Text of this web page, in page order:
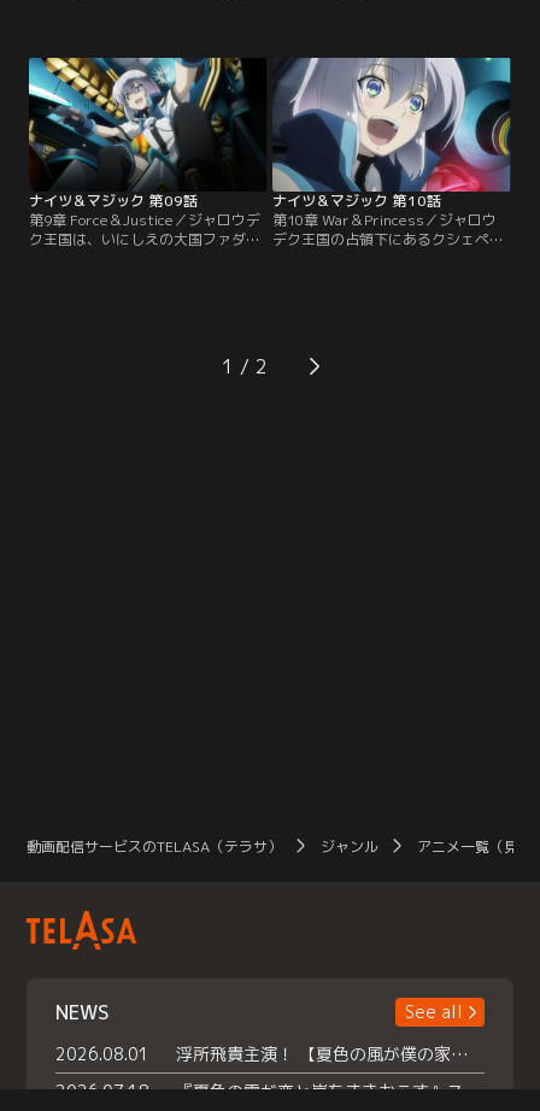
ーシュを、手練れのナイトランナー
集団“アルヴァンズ”に託す。試合は
エルの意表を突く先制攻撃で幕を開
けた。想定外の戦いに、序盤こそ圧
倒されたアルヴァンズだったが…。
り」の野望も潰えてしまう。エルは
奮起し、銀鳳騎士団はただちに出
陣。最後の防衛拠点、アルチュセー
ル山峡関要塞が陥落しようとする瞬
間、勇壮にはためく騎士団旗ととも
にエルたちが到着した。
ナイツ＆マジック 第09話
第9章 Force＆Justice／ジャロウデ
ク王国は、いにしえの大国ファダー
アバーデンの正統な後継者を名乗
船レビテートシップと新型機ティラ
ントーを投入したジャロウデク王国
ナイツ＆マジック 第10話
第10章 War＆Princess／ジャロウ
デク王国の占領下にあるクシェペル
散して捜索に向かい、無事、エレオ
ノーラ王女たちの救出に成功。だが
1
動画配信サービスのTELASA（テラサ） ジャンル アニメ一覧（見放
NEWS
See all
2026.08.01
浮所飛貴主演！ 【夏色の風が僕の家にやってきた】 本日よりテラサで独占配信スタート！
2026.07.18
『夏色の雲が恋と嵐をまきおこす』スペシャルメイキング 【Part1】2026年７月18日（土）23時30分～配信スタート！話題のシーンの裏側を大公開！豪華キャスト大集合！ 『武宮家 真夏の家族会議』開催！